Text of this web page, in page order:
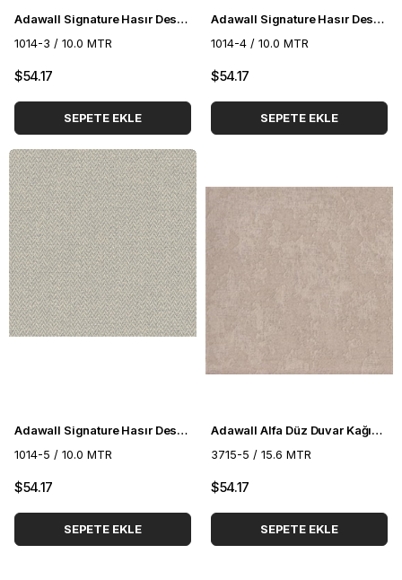
Adawall Signature Hasır Desenli Duvar Kağıdı 1014-3
1014-3 / 10.0 MTR
$54.17
SEPETE EKLE
Adawall Signature Hasır Desenli Duvar Kağıdı 1014-4
1014-4 / 10.0 MTR
$54.17
SEPETE EKLE
Adawall Signature Hasır Desenli Duvar Kağıdı 1014-5
1014-5 / 10.0 MTR
$54.17
SEPETE EKLE
Adawall Alfa Düz Duvar Kağıdı 3715-5
3715-5 / 15.6 MTR
$54.17
SEPETE EKLE